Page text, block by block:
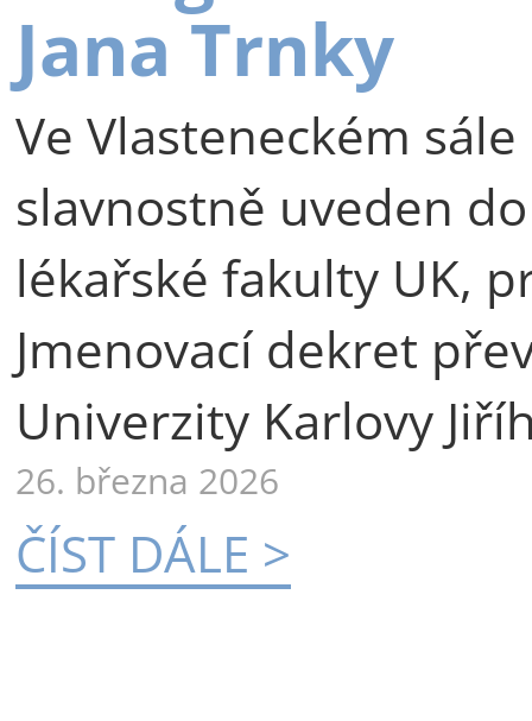
Jana Trnky
Ve Vlasteneckém
slavnostně uveden
lékařské fakulty UK,
Jmenovací dekret
Univerzity Karlovy
26. března 2026
ČÍST DÁLE >